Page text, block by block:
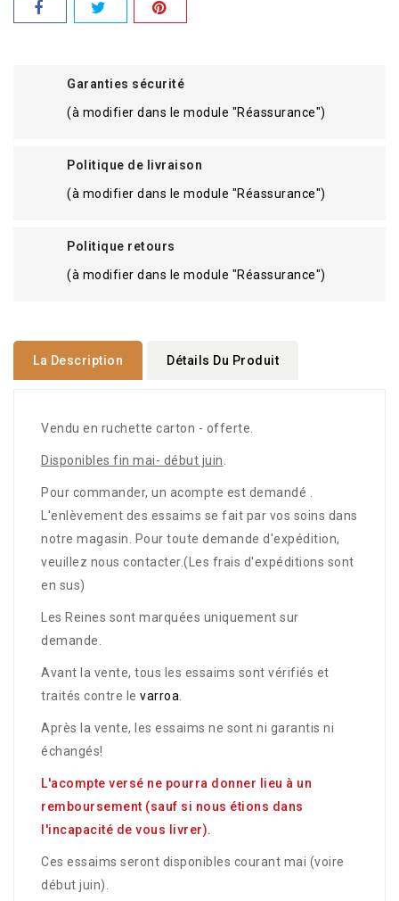
Garanties sécurité
(à modifier dans le module "Réassurance")
Politique de livraison
(à modifier dans le module "Réassurance")
Politique retours
(à modifier dans le module "Réassurance")
La Description Détails Du Produit
Vendu en ruchette carton - offerte.
Disponibles fin mai- début juin
Pour commander, un acompte est demandé .
L'enlèvement des essaims se fait par vos soins dans
notre magasin. Pour toute demande d'expédition,
veuillez nous contacter.(Les frais d'expéditions sont
en sus)
Les Reines sont marquées uniquement sur
demande.
Avant la vente, tous les essaims sont vérifiés et
traités contre le varroa
Après la vente, les essaims ne sont ni garantis ni
échangés!
L'acompte versé ne pourra donner lieu à un
remboursement (sauf si nous étions dans
l'incapacité de vous livrer).
Ces essaims seront disponibles courant mai (voire
début juin).